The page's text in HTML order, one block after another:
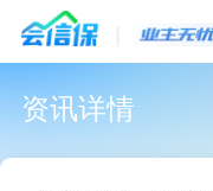
资讯详情